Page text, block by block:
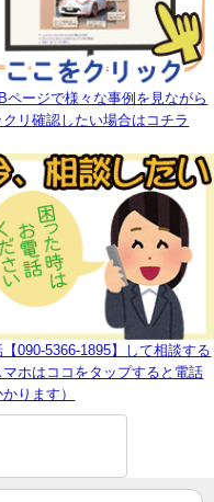
ページで様々な事例を見ながら
クリ確認したい場合はコチラ
【090-5366-1895】して相談する
マホはココをタップすると電話
ります）